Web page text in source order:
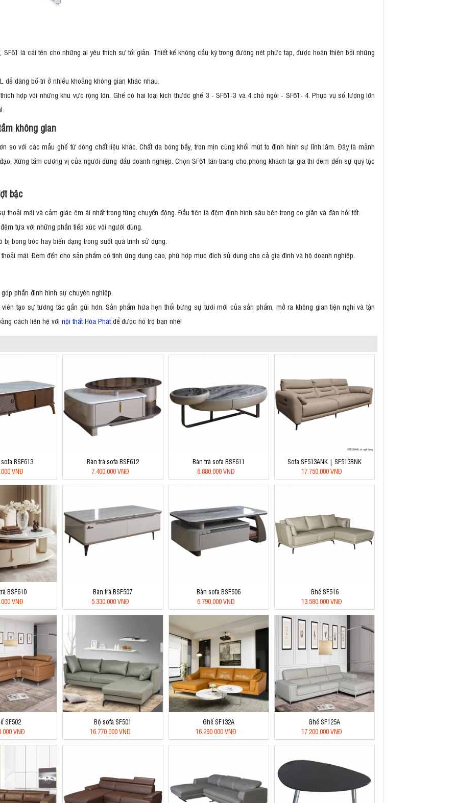
SF61 là cái tên cho những ai yêu thích sự tối giản. Thiết kế không cầu kỳ trong đường nét phức tạp, được hoàn thiện bởi những
dàng bố trí ở nhiều khoảng không gian khác nhau.
hợp với những khu vực rộng lớn. Ghế có hai loại kích thước ghế 3 - SF61-3 và 4 chỗ ngồi - SF61- 4. Phục vụ số lượng lớn
không gian
so với các mẫu ghế từ dòng chất liệu khác. Chất da bóng bẩy, trơn mịn cùng khối mút to định hình sự lĩnh lãm. Đây là mảnh
Xứng tầm cương vị của người đứng đầu doanh nghiệp. Chọn SF61 tân trang cho phòng khách tại gia thì đem đến sự quý tộc
bậc
thoải mái và cảm giác êm ái nhất trong từng chuyển động. Đầu tiên là đệm định hình sâu bên trong co giãn và đàn hồi tốt.
tựa với những phần tiếp xúc với người dùng.
bong tróc hay biến dạng trong suốt quá trình sử dụng.
mái. Đem đến cho sản phẩm có tính ứng dụng cao, phù hợp mục đích sử dụng cho cả gia đình và hộ doanh nghiệp.
phần định hình sự chuyên nghiệp.
tạo sự tương tác gần gũi hơn. Sản phẩm hứa hẹn thổi bừng sự tươi mới của sản phẩm, mở ra không gian tiện nghi và tận
cách liên hệ với nội thất Hòa Phátđể được hỗ trợ bạn nhé!
BSF613
VNĐ
Bàn trà sofa BSF612
7.400.000 VNĐ
Bàn trà sofa BSF611
6.880.000 VNĐ
Sofa SF513ANK | SF513BNK
17.750.000 VNĐ
BSF610
VNĐ
Bàn trà BSF507
5.330.000 VNĐ
Bàn sofa BSF506
6.790.000 VNĐ
Ghế SF516
13.580.000 VNĐ
SF502
VNĐ
Bộ sofa SF501
16.770.000 VNĐ
Ghế SF132A
16.290.000 VNĐ
Ghế SF125A
17.200.000 VNĐ